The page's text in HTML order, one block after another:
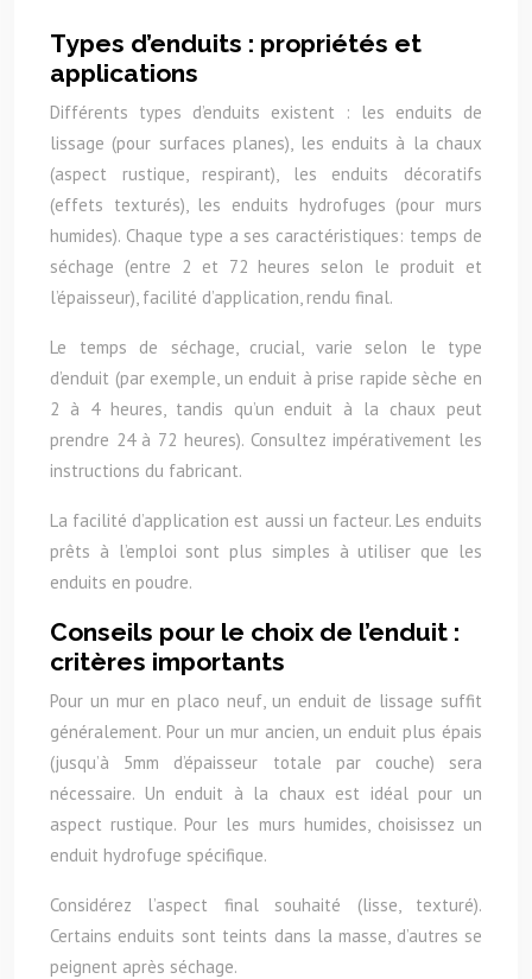
Types d’enduits : propriétés et
applications
Différents types d’enduits existent : les enduits de
lissage (pour surfaces planes), les enduits à la chaux
(aspect rustique, respirant), les enduits décoratifs
(effets texturés), les enduits hydrofuges (pour murs
humides). Chaque type a ses caractéristiques: temps de
séchage (entre 2 et 72 heures selon le produit et
l’épaisseur), facilité d’application, rendu final.
Le temps de séchage, crucial, varie selon le type
d’enduit (par exemple, un enduit à prise rapide sèche en
2 à 4 heures, tandis qu’un enduit à la chaux peut
prendre 24 à 72 heures). Consultez impérativement les
instructions du fabricant.
La facilité d’application est aussi un facteur. Les enduits
prêts à l’emploi sont plus simples à utiliser que les
enduits en poudre.
Conseils pour le choix de l’enduit :
critères importants
Pour un mur en placo neuf, un enduit de lissage suffit
généralement. Pour un mur ancien, un enduit plus épais
(jusqu’à 5mm d’épaisseur totale par couche) sera
nécessaire. Un enduit à la chaux est idéal pour un
aspect rustique. Pour les murs humides, choisissez un
enduit hydrofuge spécifique.
Considérez l’aspect final souhaité (lisse, texturé).
Certains enduits sont teints dans la masse, d’autres se
peignent après séchage.